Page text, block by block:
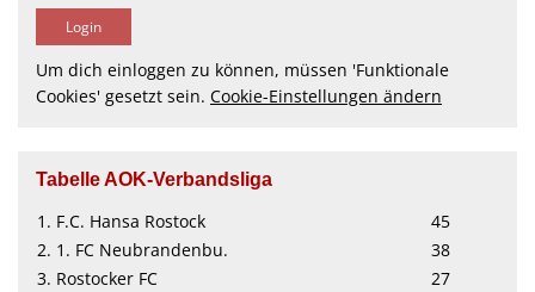
Um dich einloggen zu können, müssen 'Funktionale
Cookies' gesetzt sein. Cookie-Einstellungen ändern
Tabelle AOK-Verbandsliga
1. F.C. Hansa Rostock
45
2. 1. FC Neubrandenbu.
38
3. Rostocker FC
27